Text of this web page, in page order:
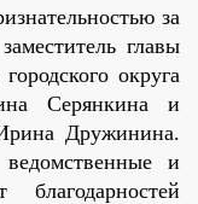
за
главы
округа
Серянкина и
Дружинина.
и